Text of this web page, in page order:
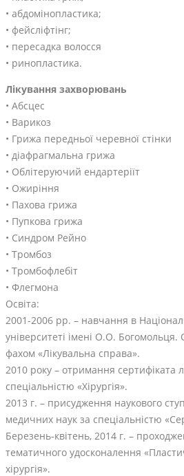
• абдомінопластика;
• фейсліфтінг;
• пересадка волосся
• ринопластика.
Лікування захворювань
• Абсцес
• Варикоз
• Грижа передньої черевної стінки
• діафрагмальна грижа
• Облітеруючий ендартеріїт
• Ожиріння
• Пахова грижа
• Пупкова грижа
• Синдром Рейно
• Тромбоз
• Тромбофлебіт
• Флегмона
Освіта:
2001-2006 рр. – навчання в
університеті імені О.О.
фахом «Лікувальна справа».
2010 року – отримання сертифіката
спеціальністю «Хірургія».
2013 г. – присудження наукового
медичних наук за спеціальністю
Березень-квітень, 2014 г. –
тематичного удосконалення
хірургія».